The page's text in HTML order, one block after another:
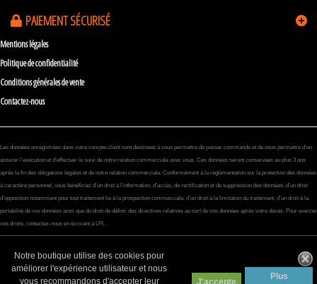
Notre boutique utilise des cookies pour
améliorer l'expérience utilisateur et nous
vous recommandons d'accepter leur
Plus
PAIEMENT SÉCURISÉ
Mentions légales
Politique de confidentialité
Conditions générales de vente
Contactez-nous
Les données enregistrées dans votre compte client sont destinées à vous permettre de passer commande et de nous permettre d’en
assurer l’exécution et d’effectuer le suivi de notre relation commerciale avec vous. Ces données seront conservées au plus 3 ans
après la fin des obligations légales et de notre relation commerciale. Conformément à la réglementation sur la protection des données
à caractère personnel, vous bénéficiez d’un droit à l’information, d’accès, de rectification et de suppression des données, d’un droit
d’opposition notamment pour tout traitement lié à la prospection commerciale, d’un droit à la limitation du traitement, d’un droit à la
portabilité de vos données ainsi que du droit de définir des directives relatives au sort de vos données après votre décès. Pour exercer
ces droits, contactez-nous en écrivant à LPI, .